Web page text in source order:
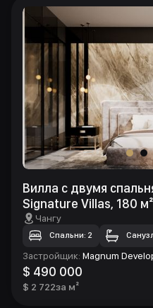
Вилла с двумя
Signature Villas, 180 м²
Чангу
Спальни: 2
Застройщик: Magnum
$ 490 000
$ 2 722за м²